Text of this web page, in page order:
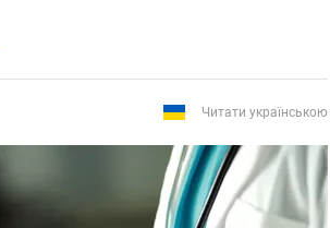
Читати українською